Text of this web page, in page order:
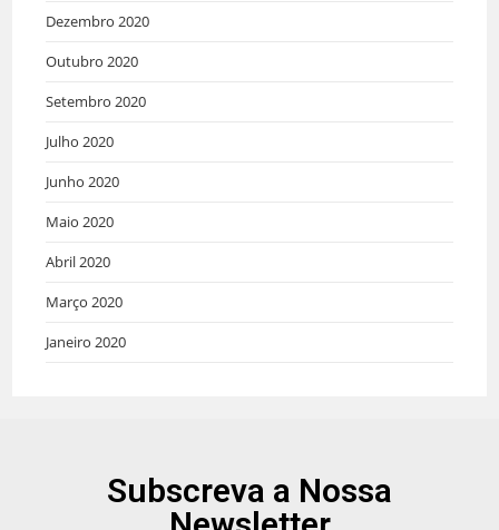
Dezembro 2020
Outubro 2020
Setembro 2020
Julho 2020
Junho 2020
Maio 2020
Abril 2020
Março 2020
Janeiro 2020
Subscreva a Nossa